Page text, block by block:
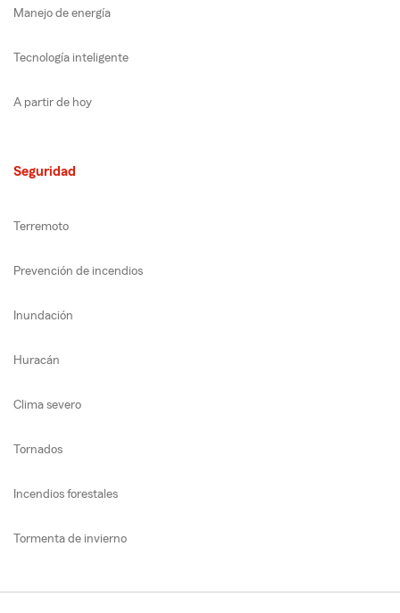
Manejo de energía
Tecnología inteligente
A partir de hoy
Seguridad
Terremoto
Prevención de incendios
Inundación
Huracán
Clima severo
Tornados
Incendios forestales
Tormenta de invierno